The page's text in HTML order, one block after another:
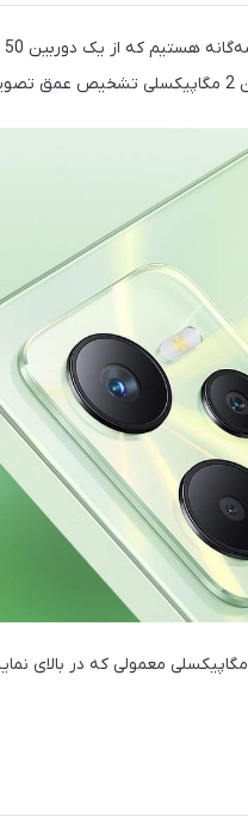
کاربران می‌توانند برای ثبت تصاویر سلفی خود از یک دوربین 8